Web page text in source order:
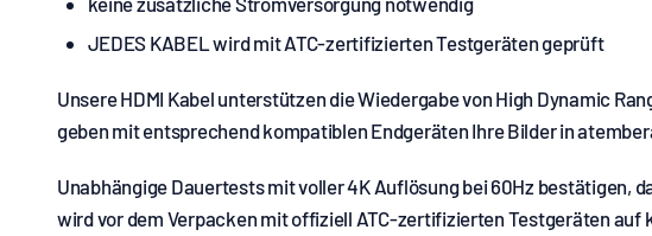
JEDES KABEL wird mit ATC-zertifizierten Testgeräten geprüft
Unsere HDMI Kabel unterstützen die Wiedergabe von High Dynamic
geben mit entsprechend kompatiblen Endgeräten Ihre Bilder in
Unabhängige Dauertests mit voller 4K Auflösung bei 60Hz bestätigen,
wird vor dem Verpacken mit offiziell ATC-zertifizierten Testgeräten